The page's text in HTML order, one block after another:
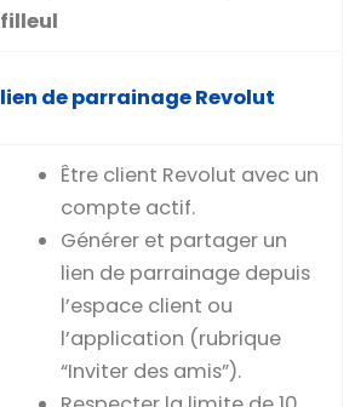
filleul
lien de parrainage Revolut
Être client Revolut avec un
compte actif.
Générer et partager un
lien de parrainage depuis
l’espace client ou
l’application (rubrique
“Inviter des amis”).